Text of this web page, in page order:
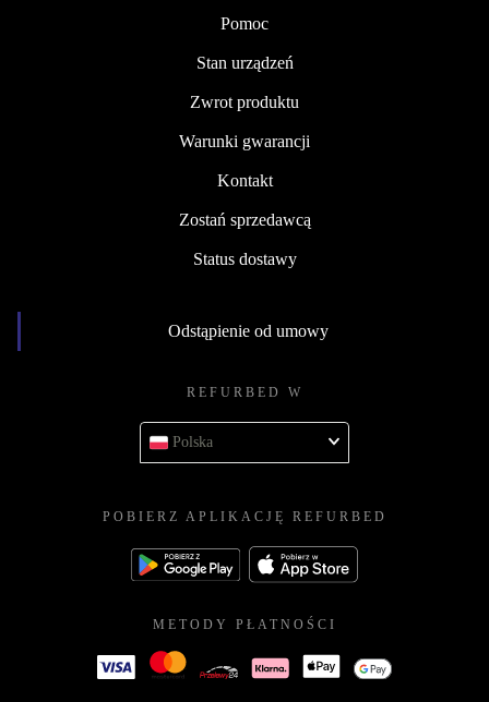
Pomoc
Stan urządzeń
Zwrot produktu
Warunki gwarancji
Kontakt
Zostań sprzedawcą
Status dostawy
Odstąpienie od umowy
REFURBED W
Polska
POBIERZ APLIKACJĘ REFURBED
METODY PŁATNOŚCI